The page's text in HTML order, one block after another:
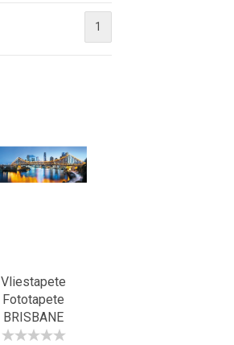
1
Vliestapete
Fototapete
BRISBANE
368x124